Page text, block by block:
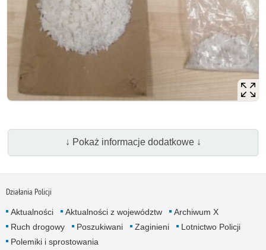
↓ Pokaż informacje dodatkowe ↓
Działania Policji
Aktualności Aktualności z województw
Archiwum X
Ruch drogowy
Poszukiwani Zaginieni
Lotnictwo Policji
Polemiki i sprostowania